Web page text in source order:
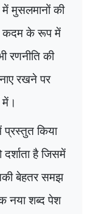
में मुसलमानों की
कदम के रूप में
रणनीति की
रखने पर
किया
दर्शाता है जिसमें
बेहतर समझ
नया शब्द पेश